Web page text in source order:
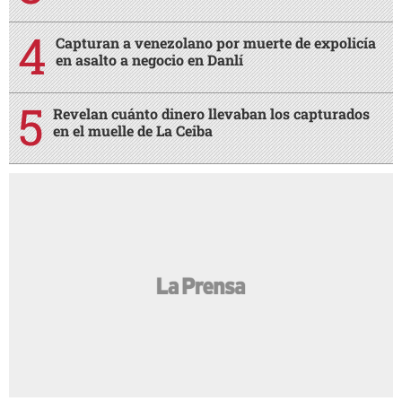
Capturan a venezolano por muerte de expolicía
en asalto a negocio en Danlí
Revelan cuánto dinero llevaban los capturados
en el muelle de La Ceiba